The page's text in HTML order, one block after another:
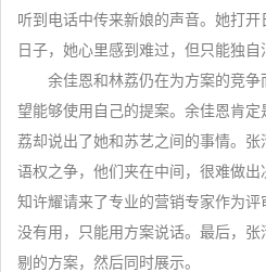
听到电话中传来新娘的声音。她打
日子，她心里感到难过，但只能独自
余佳恩和林荔仍在为方案的竞争
望能够使用自己的提案。余佳恩肯
荔却说出了她和苏艺之间的事情。
语权之争，他们夹在中间，很难做
知许耀请来了专业的营销专家作为
没有用，只能用方案说话。最后，
剔的方案，然后同时展示。